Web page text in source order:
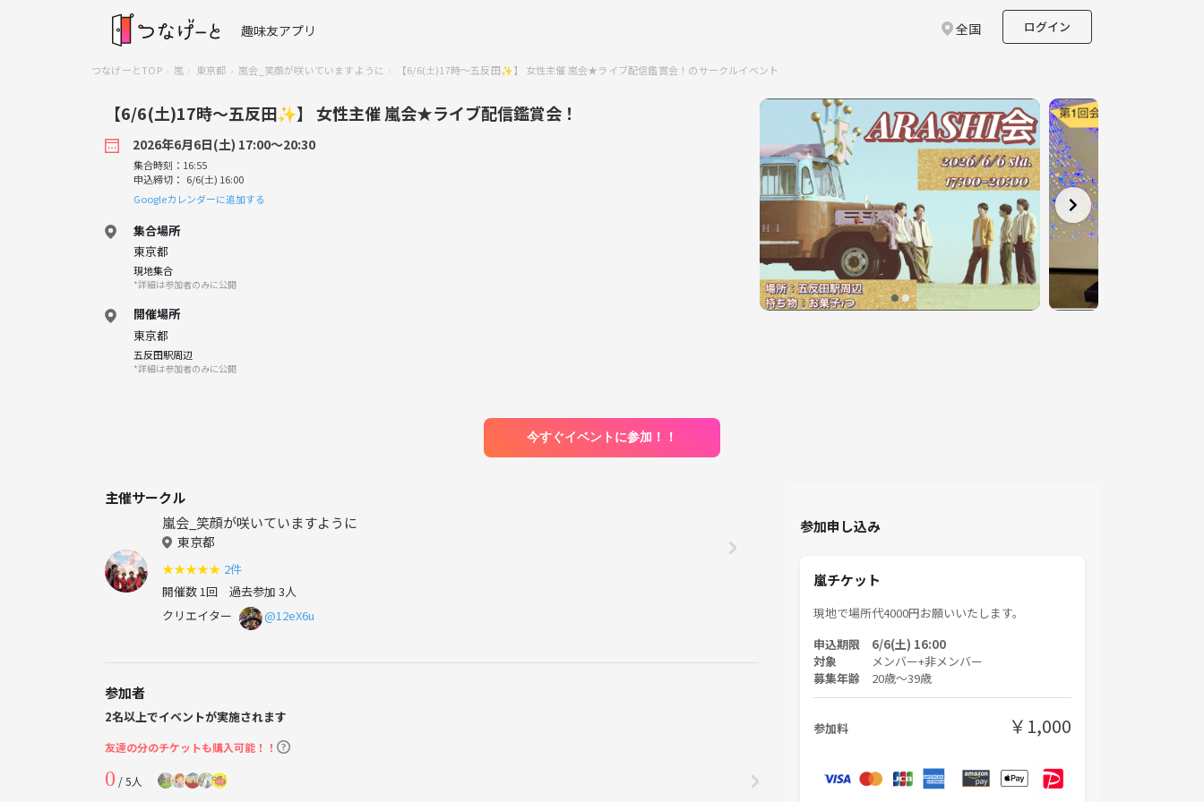
趣味友アプリ 全国 ログイン
つなげーとTOP 嵐 東京都 嵐会_笑顔が咲いていますように 【6/6(土)17時〜五反田✨️】 女性主催 嵐会★ライブ配信鑑賞会！のサークルイベント
【6/6(土)17時〜五反田✨️】 女性主催 嵐会★ライブ配信鑑賞会！
2026年6月6日(土) 17:00〜20:30
集合時刻：16:55
申込締切： 6/6(土) 16:00
Googleカレンダーに追加する
集合場所
東京都
現地集合
*詳細は参加者のみに公開
開催場所
東京都
五反田駅周辺
*詳細は参加者のみに公開
今すぐイベントに参加！！
主催サークル
嵐会_笑顔が咲いていますように
東京都
★★★★★ 2件
開催数 1回 過去参加 3人
クリエイター
@12eX6u
参加者
2名以上でイベントが実施されます
友達の分のチケットも購入可能！！
0 / 5人
参加申し込み
嵐チケット
現地で場所代4000円お願いいたします。
申込期限 6/6(土) 16:00
対象 メンバー+非メンバー
募集年齢 20歳〜39歳
参加料 ￥1,000